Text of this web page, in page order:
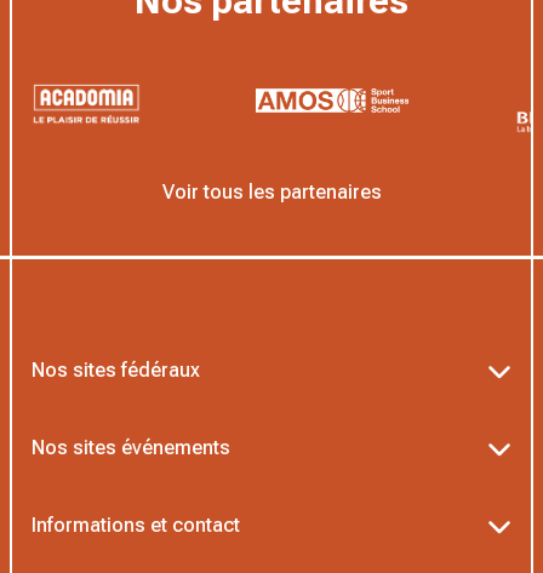
Voir tous les partenaires
Nos sites fédéraux
Nos sites événements
Informations et contact